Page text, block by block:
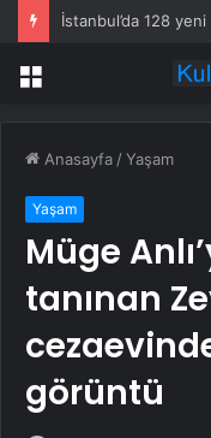
İstanbul’da 128
Menü
Anasayfa /Yaşam
Yaşam
Müge
tanınan
görüntü